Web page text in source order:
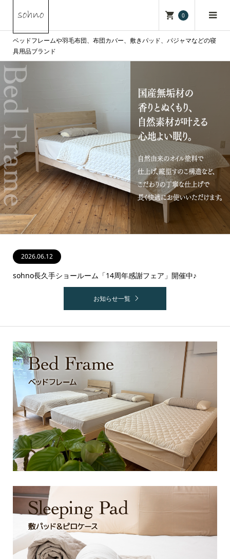
0
ベッドフレームや羽毛布団、布団カバー、敷きパッド、パジャマなどの寝
具用品ブランド
2026.06.12
sohno長久手ショールーム「14周年感謝フェア」開催中♪
お知らせ一覧